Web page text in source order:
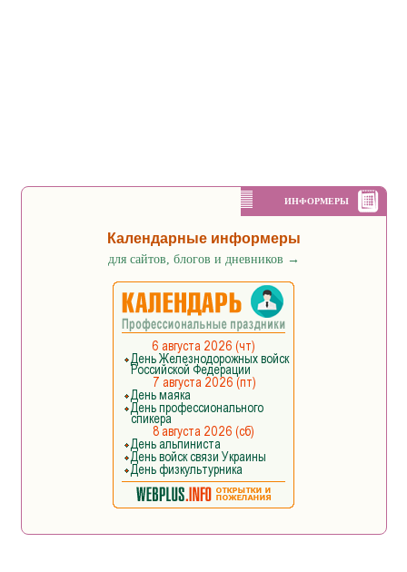
ИНФОРМЕРЫ
Календарные информеры
для сайтов, блогов и дневников →